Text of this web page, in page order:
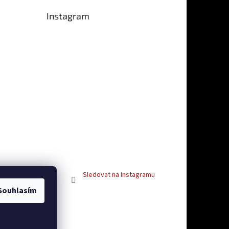
5 z 5 hvězdiček.
Instagram
Sledovat na Instagramu
Facebook